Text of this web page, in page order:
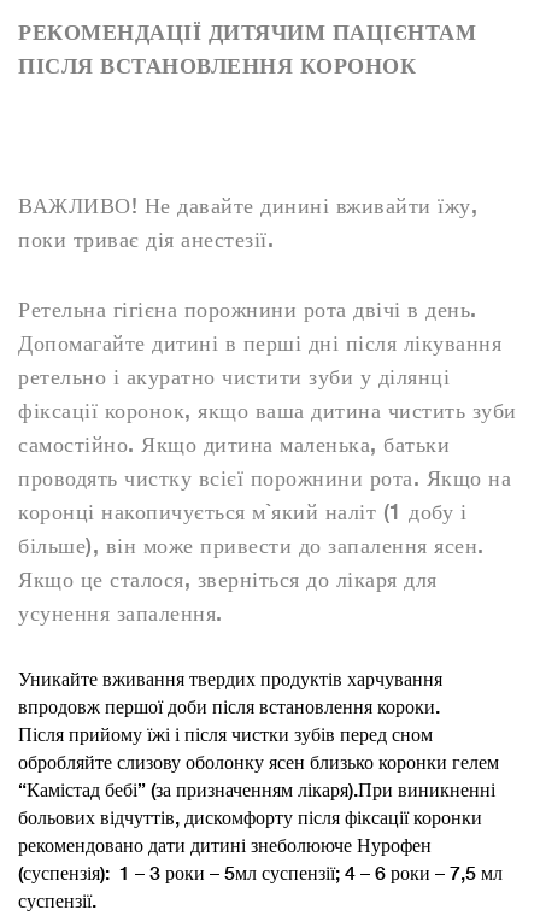
РЕКОМЕНДАЦІЇ ДИТЯЧИМ ПАЦІЄНТАМ
ПІСЛЯ ВСТАНОВЛЕННЯ КОРОНОК
ВАЖЛИВО! Не давайте динині вживайти їжу,
поки триває дія анестезії.
Ретельна гігієна порожнини рота двічі в день.
Допомагайте дитині в перші дні після лікування
ретельно і акуратно чистити зуби у ділянці
фіксації коронок, якщо ваша дитина чистить зуби
самостійно. Якщо дитина маленька, батьки
проводять чистку всієї порожнини рота. Якщо на
коронці накопичується м`який наліт (1 добу і
більше), він може привести до запалення ясен.
Якщо це сталося, зверніться до лікаря для
усунення запалення.
Уникайте вживання твердих продуктів харчування
впродовж першої доби після встановлення короки.
Після прийому їжі і після чистки зубів перед сном
обробляйте слизову оболонку ясен близько коронки гелем
“Камістад бебі” (за призначенням лікаря).При виникненні
больових відчуттів, дискомфорту після фіксації коронки
рекомендовано дати дитині знеболююче Нурофен
(суспензія): 1 – 3 роки – 5мл суспензії; 4 – 6 роки – 7,5 мл
суспензії.